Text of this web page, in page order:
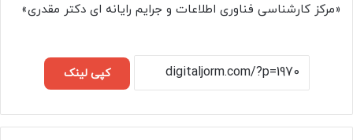
«مرکز کارشناسی فناوری اطلاعات و جرایم رایانه ای دکتر مقدری»
کپی لینک